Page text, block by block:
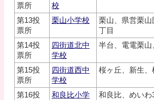
票所
校
第13投
票所
栗山小学校
栗山、県営栗
丁目
第14投
票所
四街道北中
学校
半台、電電栗
第15投
票所
四街道西中
学校
桜ヶ丘、新生
第16投
和良比小学
和良比、めいわ